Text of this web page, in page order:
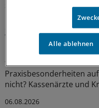
Sparpaket sorgt für
Praxisbesonderheiten
Spargesetzes:
Woche geben
Ein Passus des
für Unruhe unter
Praxisbesonderheiten
nicht? Kassenärzte und
06.08.2026
Alle ablehnen